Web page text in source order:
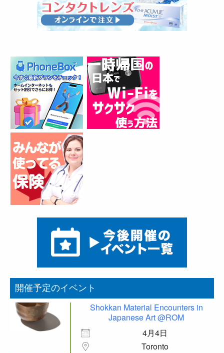
開催予定のイベント
Shokkan Material Encounters in
Japanese Art @ROM
4月4日
Toronto